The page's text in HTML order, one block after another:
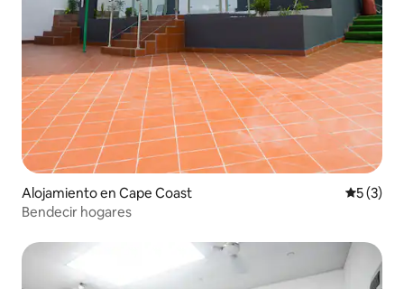
Alojamiento en Cape Coast
5 (3)
Bendecir hogares